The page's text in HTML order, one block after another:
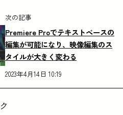
次の記事
Premiere Proでテキストベースの
編集が可能になり、映像編集のス
タイルが大きく変わる
2023年4月14日 10:19